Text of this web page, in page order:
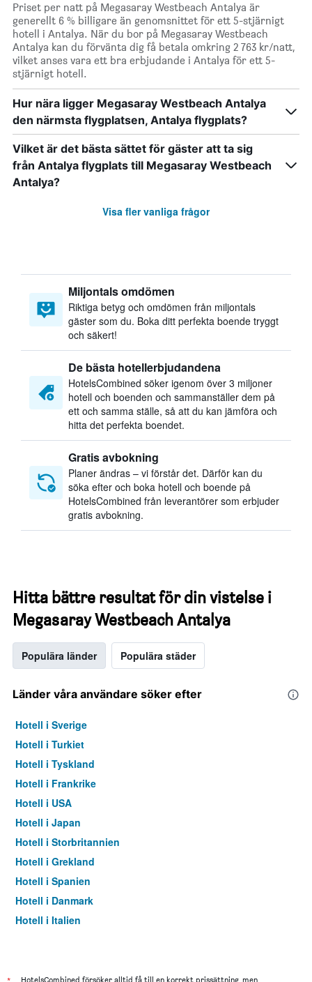
Priset per natt på Megasaray Westbeach Antalya är
generellt 6 % billigare än genomsnittet för ett 5-stjärnigt
hotell i Antalya. När du bor på Megasaray Westbeach
Antalya kan du förvänta dig få betala omkring 2 763 kr/natt,
vilket anses vara ett bra erbjudande i Antalya för ett 5-
stjärnigt hotell.
Hur nära ligger Megasaray Westbeach Antalya
den närmsta flygplatsen, Antalya flygplats?
Vilket är det bästa sättet för gäster att ta sig
från Antalya flygplats till Megasaray Westbeach
Antalya?
Visa fler vanliga frågor
Miljontals omdömen
Riktiga betyg och omdömen från miljontals
gäster som du. Boka ditt perfekta boende tryggt
och säkert!
De bästa hotellerbjudandena
HotelsCombined söker igenom över 3 miljoner
hotell och boenden och sammanställer dem på
ett och samma ställe, så att du kan jämföra och
hitta det perfekta boendet.
Gratis avbokning
Planer ändras – vi förstår det. Därför kan du
söka efter och boka hotell och boende på
HotelsCombined från leverantörer som erbjuder
gratis avbokning.
Hitta bättre resultat för din vistelse i
Megasaray Westbeach Antalya
Populära länder Populära städer
Länder våra användare söker efter
Hotell i Sverige
Hotell i Turkiet
Hotell i Tyskland
Hotell i Frankrike
Hotell i USA
Hotell i Japan
Hotell i Storbritannien
Hotell i Grekland
Hotell i Spanien
Hotell i Danmark
Hotell i Italien
HotelsCombined försöker alltid få till en korrekt prissättning, men